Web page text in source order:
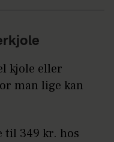
kjole eller
man lige kan
til 349 kr. hos